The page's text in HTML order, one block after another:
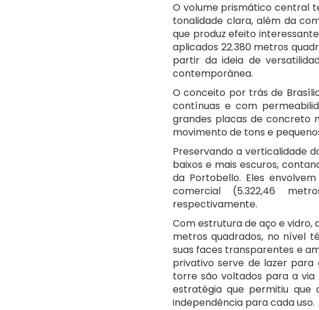
O volume prismático central
tonalidade clara, além da
que produz efeito
aplicados 22.380 metros
partir da ideia de
contemporânea.
O conceito por trás de
contínuas e com
grandes placas de concreto
movimento de tons e
Preservando a verticalidade
baixos e mais escuros,
da Portobello. Eles
comercial (5.322,46
respectivamente.
Com estrutura de aço e vidro,
metros quadrados, no nível
suas faces transparentes e
privativo serve de lazer para
torre são voltados para a via
estratégia que permitiu que
independência para cada uso.